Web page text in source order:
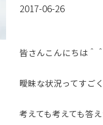
2017-06-26
皆さんこんにちは＾＾
曖昧な状況ってすご
考えても考えても答